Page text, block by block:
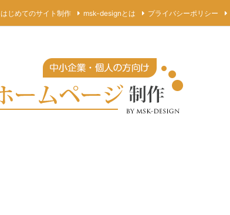
はじめてのサイト制作 msk-designとは プライバシーポリシー